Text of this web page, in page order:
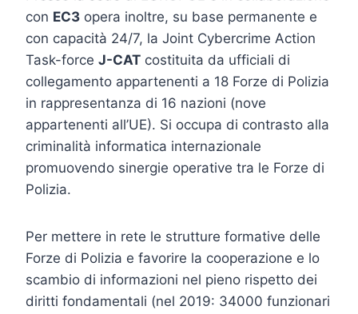
con EC3 opera inoltre, su base permanente e
con capacità 24/7, la Joint Cybercrime Action
Task-force J-CAT costituita da ufficiali di
collegamento appartenenti a 18 Forze di Polizia
in rappresentanza di 16 nazioni (nove
appartenenti all’UE). Si occupa di contrasto alla
criminalità informatica internazionale
promuovendo sinergie operative tra le Forze di
Polizia.
Per mettere in rete le strutture formative delle
Forze di Polizia e favorire la cooperazione e lo
scambio di informazioni nel pieno rispetto dei
diritti fondamentali (nel 2019: 34000 funzionari